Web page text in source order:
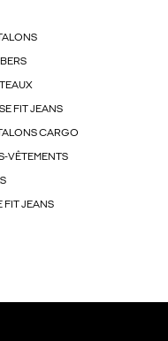
FIT JEANS
CARGO
VÊTEMENTS
FIT JEANS